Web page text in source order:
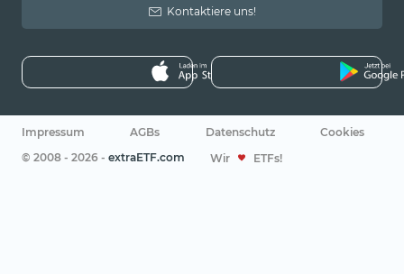
Kontaktiere uns!
Impressum AGBs Datenschutz
Cookies
© 2008 - 2026 - extraETF.com Wir ETFs!